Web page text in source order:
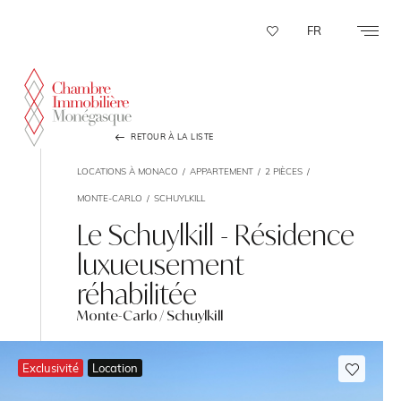
FR
RETOUR À LA LISTE
LOCATIONS À MONACO APPARTEMENT 2 PIÈCES
MONTE-CARLO SCHUYLKILL
Le Schuylkill - Résidence
luxueusement
réhabilitée
Monte-Carlo / Schuylkill
Exclusivité Location